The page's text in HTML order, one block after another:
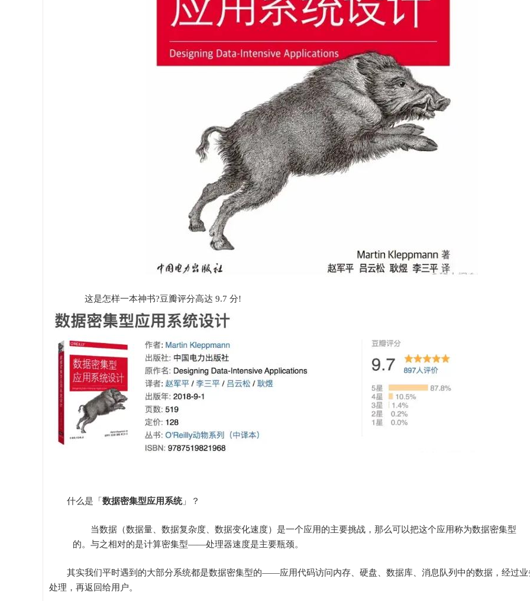
这是怎样一本神书?豆瓣评分高达 9.7 分!
什么是「 数据密集型应用系统」？
当数据（数据量、数据复杂度、数据变化速度）是一个应用的主要挑战，那么可以把这个应用称为数据密集型
的。与之相对的是计算密集型——处理器速度是主要瓶颈。
其实我们平时遇到的大部分系统都是数据密集型的——应用代码访问内存、硬盘、数据库、消息队列中的数据，经过业
处理，再返回给用户。